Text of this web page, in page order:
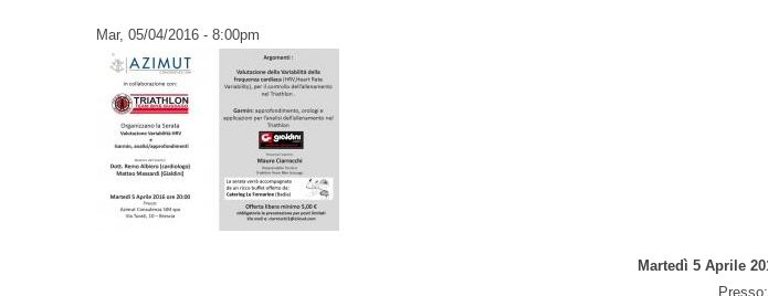
Mar, 05/04/2016 - 8:00pm
Martedì 5 Aprile
Presso: